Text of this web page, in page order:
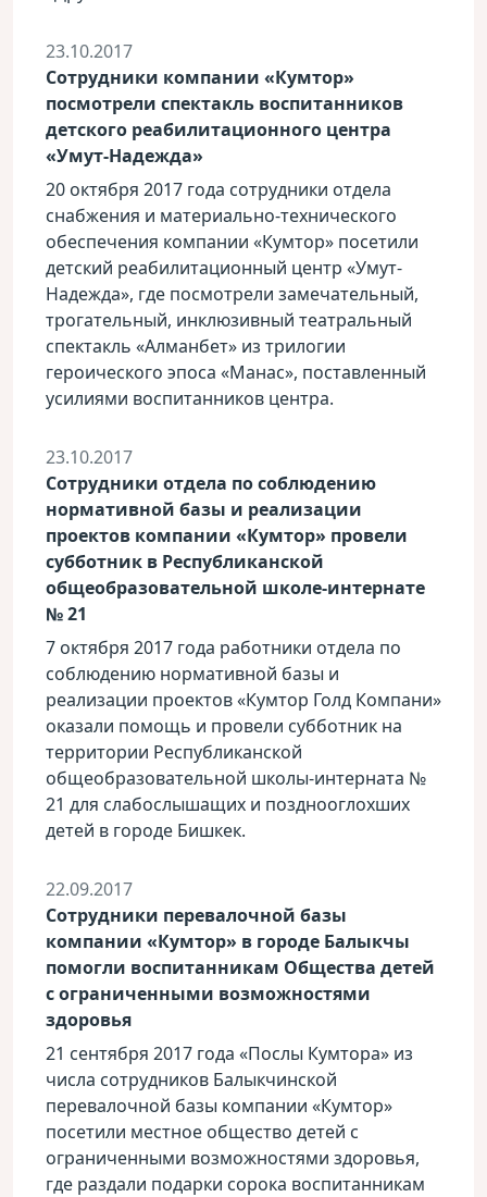
23.10.2017
Сотрудники компании «Кумтор»
посмотрели спектакль воспитанников
детского реабилитационного центра
«Умут-Надежда»
20 октября 2017 года сотрудники отдела
снабжения и материально-технического
обеспечения компании «Кумтор» посетили
детский реабилитационный центр «Умут-
Надежда», где посмотрели замечательный,
трогательный, инклюзивный театральный
спектакль «Алманбет» из трилогии
героического эпоса «Манас», поставленный
усилиями воспитанников центра.
23.10.2017
Сотрудники отдела по соблюдению
нормативной базы и реализации
проектов компании «Кумтор» провели
субботник в Республиканской
общеобразовательной школе-интернате
№ 21
7 октября 2017 года работники отдела по
соблюдению нормативной базы и
реализации проектов «Кумтор Голд Компани»
оказали помощь и провели субботник на
территории Республиканской
общеобразовательной школы-интерната №
21 для слабослышащих и позднооглохших
детей в городе Бишкек.
22.09.2017
Cотрудники перевалочной базы
компании «Кумтор» в городе Балыкчы
помогли воспитанникам Общества детей
с ограниченными возможностями
здоровья
21 сентября 2017 года «Послы Кумтора» из
числа сотрудников Балыкчинской
перевалочной базы компании «Кумтор»
посетили местное общество детей с
ограниченными возможностями здоровья,
где раздали подарки сорока воспитанникам